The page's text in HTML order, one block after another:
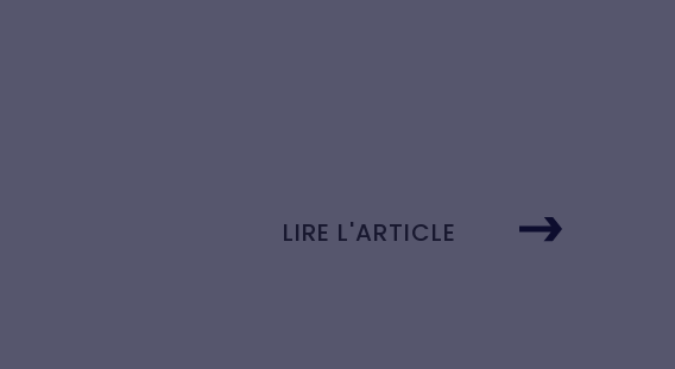
LIRE L'ARTICLE